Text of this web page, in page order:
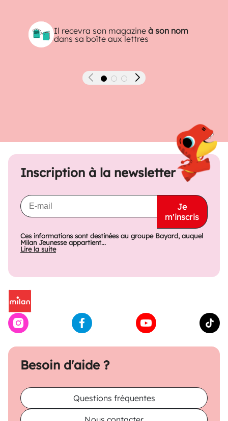
Il recevra son magazineà son nom
dans sa boîte aux lettres
Précédent Suivant
Besoin d'aide ?
Questions fréquentes
Inscription à la newsletter
Je
m'inscris
Ces informations sont destinées au groupe Bayard, auquel
Milan Jeunesse appartient...
Lire la suite